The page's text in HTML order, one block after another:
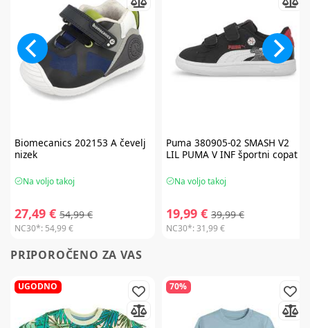
Biomecanics 202153 A čevelj
nizek
Na voljo takoj
27,49 € 54,99 €
NC30*: 54,99 €
Puma 380905-02 SMASH V2
LIL PUMA V INF športni copat
Na voljo takoj
19,99 € 39,99 €
NC30*:31,99 €
PRIPOROČENO ZA VAS
UGODNO 70%